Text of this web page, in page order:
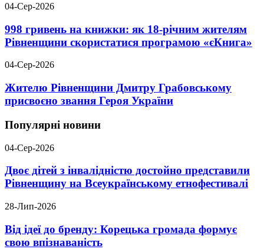
04-Сер-2026
998 гривень на книжки: як 18-річним жителям
Рівненщини скористатися програмою «єКнига»
04-Сер-2026
Жителю Рівненщини Дмитру Грабовському
присвоєно звання Героя України
Популярні новини
04-Сер-2026
Двоє дітей з інвалідністю достойно представили
Рівненщину на Всеукраїнському етнофестивалі
28-Лип-2026
Від ідеї до бренду: Корецька громада формує
свою впізнаваність